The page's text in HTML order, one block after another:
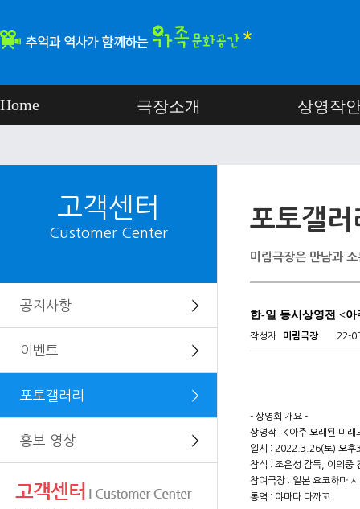
Home 극장소개 상영작
고객센터
Customer Center
공지사항 ＞
이벤트 ＞
포토갤러리 ＞
홍보 영상 ＞
포토갤러
미림극장은 만남과
한-일 동시상영전 <
작성자 미림극장 22-
- 상영회 개요 -
상영작 : <아주 오래된 미
일시 : 2022.3.26(토) 오후
참석 : 조은성 감독, 이의중
참여극장 : 일본 요코하마
통역 : 야마다 다까꼬